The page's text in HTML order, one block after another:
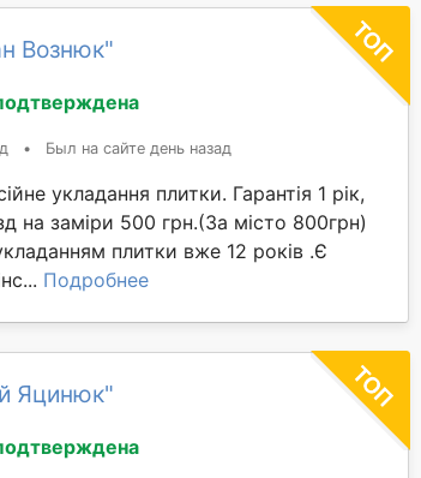
Вознюк"
• Был на сайте день назад
укладання плитки. Гарантія 1 рік,
на заміри 500 грн.(За місто 800грн)
плитки вже 12 років .Є
Подробнее
Яцинюк"